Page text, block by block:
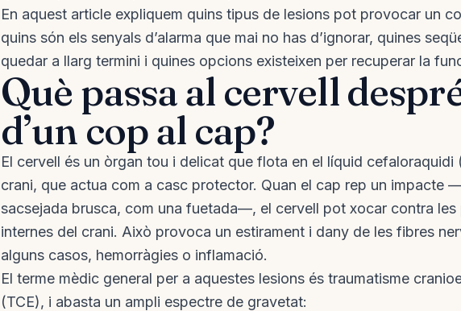
En aquest article expliquem quins tipus de lesions pot provocar un
quins són els senyals d’alarma que mai no has d’ignorar, quines
quedar a llarg termini i quines opcions existeixen per recuperar la
Què passa al cervell
d’un cop al cap?
El cervell és un òrgan tou i delicat que flota en el líquid cefaloraquidi
crani, que actua com a casc protector. Quan el cap rep un impacte
sacsejada brusca, com una fuetada—, el cervell pot xocar contra les
internes del crani. Això provoca un estirament i dany de les fibres
alguns casos, hemorràgies o inflamació.
El terme mèdic general per a aquestes lesions és traumatisme
(TCE), i abasta un ampli espectre de gravetat: